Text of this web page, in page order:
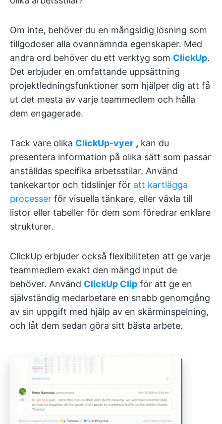
Om inte, behöver du en mångsidig lösning som
tillgodoser alla ovannämnda egenskaper. Med
andra ord behöver du ett verktyg som ClickUp.
Det erbjuder en omfattande uppsättning
projektledningsfunktioner som hjälper dig att få
ut det mesta av varje teammedlem och hålla
dem engagerade.
Tack vare olika ClickUp-vyer , kan du
presentera information på olika sätt som passar
anställdas specifika arbetsstilar. Använd
tankekartor och tidslinjer för att kartlägga
processer för visuella tänkare, eller växla till
listor eller tabeller för dem som föredrar enklare
strukturer.
ClickUp erbjuder också flexibiliteten att ge varje
teammedlem exakt den mängd input de
behöver. Använd ClickUp Clip för att ge en
självständig medarbetare en snabb genomgång
av sin uppgift med hjälp av en skärminspelning,
och låt dem sedan göra sitt bästa arbete.